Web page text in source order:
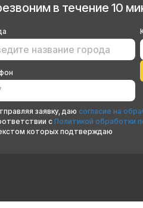
в течение 10
заявку, даю согласие на
сПолитикой обработки
которых подтверждаю